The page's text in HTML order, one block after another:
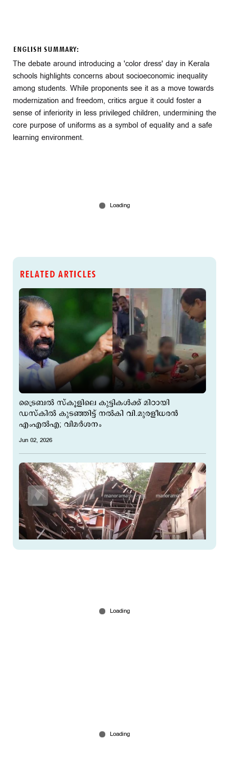
ENGLISH SUMMARY:
The debate around introducing a 'color dress' day in Kerala
schools highlights concerns about socioeconomic inequality
among students. While proponents see it as a move towards
modernization and freedom, critics argue it could foster a
sense of inferiority in less privileged children, undermining the
core purpose of uniforms as a symbol of equality and a safe
learning environment.
RELATED ARTICLES
ട്രൈബല്‍ സ്കൂളിലെ കുട്ടികള്‍ക്ക് മിഠായി
ഡസ്കില്‍ കുടഞ്ഞിട്ട് നല്‍കി വി.മുരളീധരന്‍
എംഎല്‍എ; വിമര്‍ശനം
Jun 02, 2026
പിഎം ശ്രീ മുൻ സർക്കാർ ഒപ്പിട്ട കരാർ; അതിന്റെ